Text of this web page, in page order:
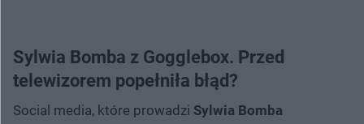
Sylwia Bomba z Gogglebox. Przed
telewizorem popełniła błąd?
Social media, które prowadzi Sylwia Bomba